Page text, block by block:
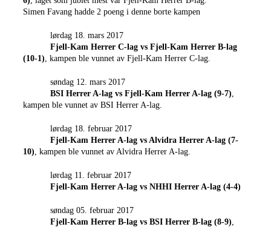
Simen Favang hadde 2 poeng i denne borte kampen
lørdag 18. mars 2017
Fjell-Kam Herrer C-lag vs Fjell-Kam Herrer B-lag
(10-1), kampen ble vunnet av Fjell-Kam Herrer C-lag.
søndag 12. mars 2017
BSI Herrer A-lag vs Fjell-Kam Herrer A-lag (9-7),
kampen ble vunnet av BSI Herrer A-lag.
lørdag 18. februar 2017
Fjell-Kam Herrer A-lag vs Alvidra Herrer A-lag (7-
10), kampen ble vunnet av Alvidra Herrer A-lag.
lørdag 11. februar 2017
Fjell-Kam Herrer A-lag vs NHHI Herrer A-lag (4-4)
søndag 05. februar 2017
Fjell-Kam Herrer B-lag vs BSI Herrer B-lag (8-9),